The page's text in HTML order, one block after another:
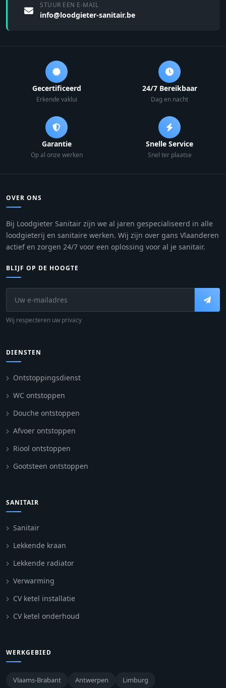
STUUR EEN E-MAIL
info@loodgieter-sanitair.be
Gecertificeerd
Erkende vaklui
24/7 Bereikbaar
Dag en nacht
Garantie
Op al onze werken
Snelle Service
Snel ter plaatse
OVER ONS
Bij Loodgieter Sanitair zijn we al jaren gespecialiseerd in alle
loodgieterij en sanitaire werken. Wij zijn over gans Vlaanderen
actief en zorgen 24/7 voor een oplossing voor al je sanitair.
BLIJF OP DE HOOGTE
Wij respecteren uw privacy
DIENSTEN
Ontstoppingsdienst
WC ontstoppen
Douche ontstoppen
Afvoer ontstoppen
Riool ontstoppen
Gootsteen ontstoppen
SANITAIR
Sanitair
Lekkende kraan
Lekkende radiator
Verwarming
CV ketel installatie
CV ketel onderhoud
WERKGEBIED
Vlaams-Brabant Antwerpen Limburg